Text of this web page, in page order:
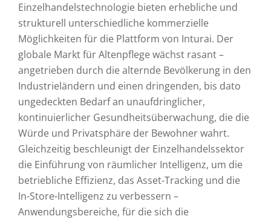
Einzelhandelstechnologie bieten erhebliche und
strukturell unterschiedliche kommerzielle
Möglichkeiten für die Plattform von Inturai. Der
globale Markt für Altenpflege wächst rasant –
angetrieben durch die alternde Bevölkerung in den
Industrieländern und einen dringenden, bis dato
ungedeckten Bedarf an unaufdringlicher,
kontinuierlicher Gesundheitsüberwachung, die die
Würde und Privatsphäre der Bewohner wahrt.
Gleichzeitig beschleunigt der Einzelhandelssektor
die Einführung von räumlicher Intelligenz, um die
betriebliche Effizienz, das Asset-Tracking und die
In-Store-Intelligenz zu verbessern –
Anwendungsbereiche, für die sich die